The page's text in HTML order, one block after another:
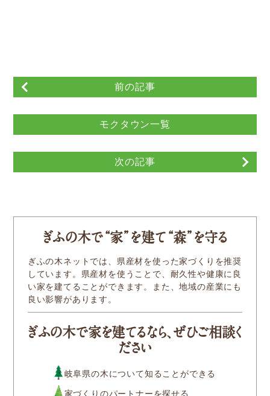
Other 前の記事
次の記事
モクタウン一覧
ぎふの木で“家” を建て “森” を守る
ぎふの木ネットでは、県産材を使った家づくりを推奨
しています。県産材を使うことで、耐久性や健康に良
い家を建てることができます。また、地域の産業にも
良い影響があります。
ぎふの木で家を建てるなら、ぜひご相談く
ださい
岐阜県の木について知ることができる
家づくりのパートナーを探せる